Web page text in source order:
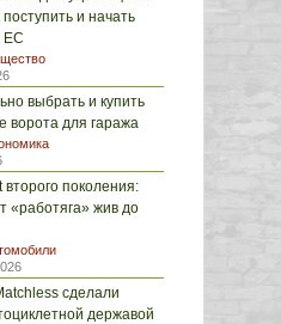
и начать
ЕС
выбрать и купить
ворота для гаража
второго поколения:
«работяга» жив до
сделали
державой